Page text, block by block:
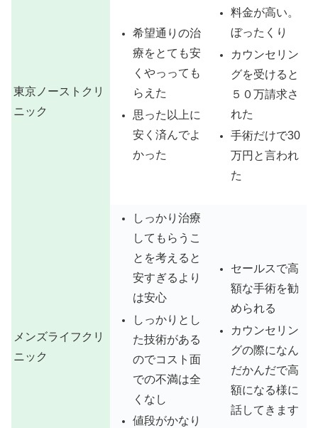
東京ノーストクリ
ニック
希望通りの治
療をとても安
くやっっても
らえた
思った以上に
安く済んでよ
かった
料金が高い。
ぼったくり
カウンセリン
グを受けると
５０万請求さ
れた
手術だけで30
万円と言われ
た
メンズライフクリ
ニック
しっかり治療
してもらうこ
とを考えると
安すぎるより
は安心
しっかりとし
た技術がある
のでコスト面
での不満は全
くなし
値段がかなり
セールスで高
額な手術を勧
められる
カウンセリン
グの際になん
だかんだで高
額になる様に
話してきます